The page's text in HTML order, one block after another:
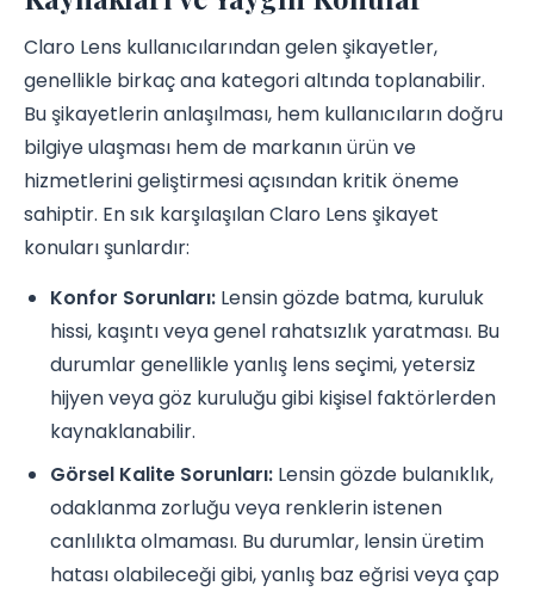
Claro Lens kullanıcılarından gelen şikayetler,
genellikle birkaç ana kategori altında toplanabilir.
Bu şikayetlerin anlaşılması, hem kullanıcıların doğru
bilgiye ulaşması hem de markanın ürün ve
hizmetlerini geliştirmesi açısından kritik öneme
sahiptir. En sık karşılaşılan Claro Lens şikayet
konuları şunlardır:
Konfor Sorunları: Lensin gözde batma, kuruluk
hissi, kaşıntı veya genel rahatsızlık yaratması. Bu
durumlar genellikle yanlış lens seçimi, yetersiz
hijyen veya göz kuruluğu gibi kişisel faktörlerden
kaynaklanabilir.
Görsel Kalite Sorunları: Lensin gözde bulanıklık,
odaklanma zorluğu veya renklerin istenen
canlılıkta olmaması. Bu durumlar, lensin üretim
hatası olabileceği gibi, yanlış baz eğrisi veya çap